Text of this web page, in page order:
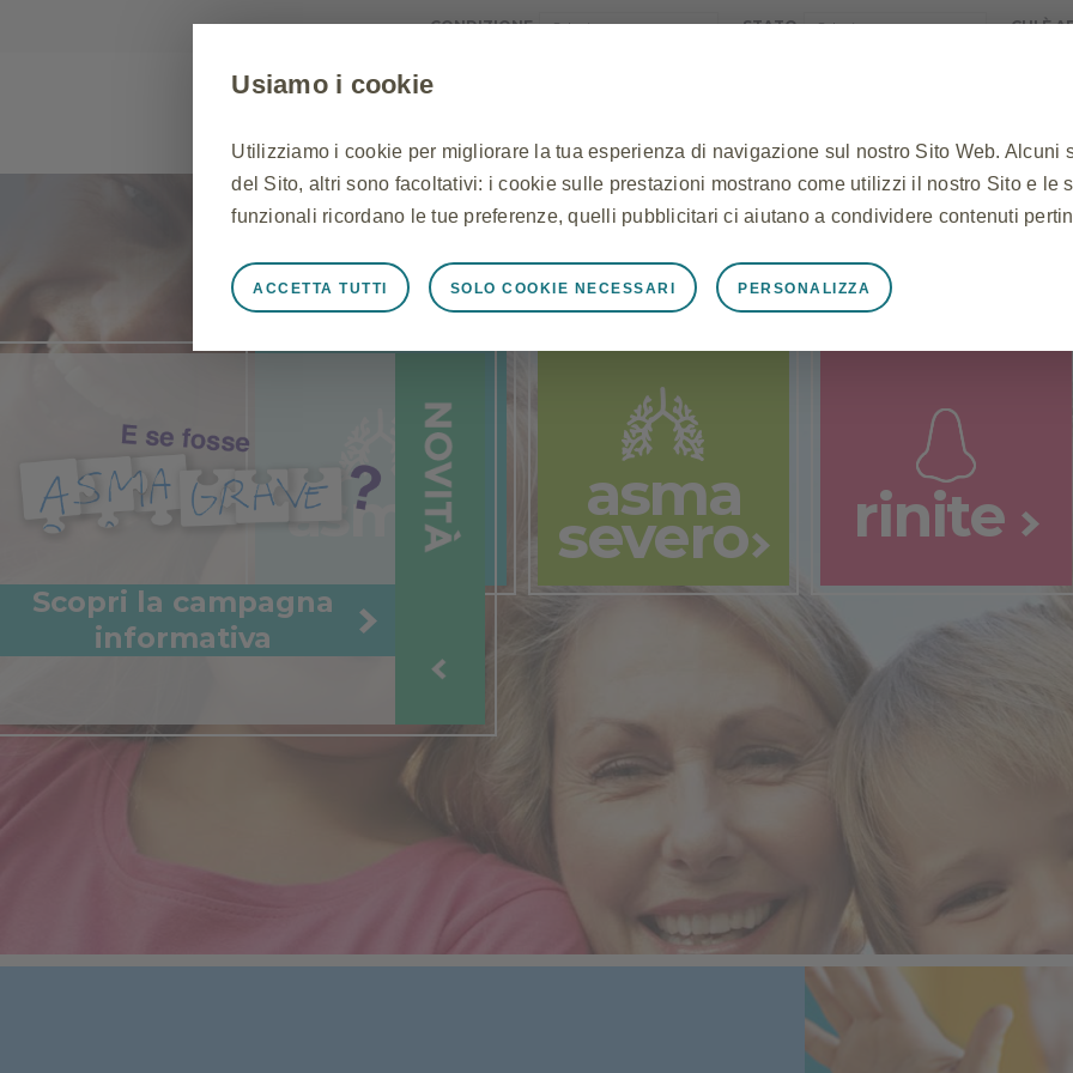
CONDIZIONE STATO CHI È
ASMA EGPA
asma asma
severo rinite
Scopri la campagna
informativa
Usiamo i cookie
Utilizziamo i cookie per migliorare la tua esperienza di navigazione sul nostro Sito Web. Alcuni
del Sito, altri sono facoltativi: i cookie sulle prestazioni mostrano come utilizzi il nostro Sito e le
funzionali ricordano le tue preferenze, quelli pubblicitari ci aiutano a condividere contenuti
Sempre attivi Cookie strettamente necessari
Cookie necessari affinché il Sito funzioni correttamente, ad esempio per memorizzare i dati
risposta ad azioni effettuate dall'utente equivalenti ad una richiesta di servizi, come
l'accesso o la compilazione di moduli. Puoi impostare il tuo browser per bloccare o avvisarti di
Sito non funzioneranno. Questi cookie non memorizzano alcuna informazione personale
Cookie per l’analisi delle prestazioni
Cookie pubblicitari
SOLO COOKIE NECESSARI PERSONALIZZA
ACCETTA TUTTI